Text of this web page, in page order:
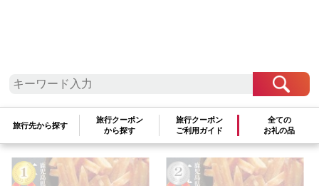
旅行先から探す
旅行クーポン
から探す
旅行クーポン
ご利用ガイド
全ての
お礼の品
検索結果一覧
参考寄附額順| 新着順 |人気ランキング順